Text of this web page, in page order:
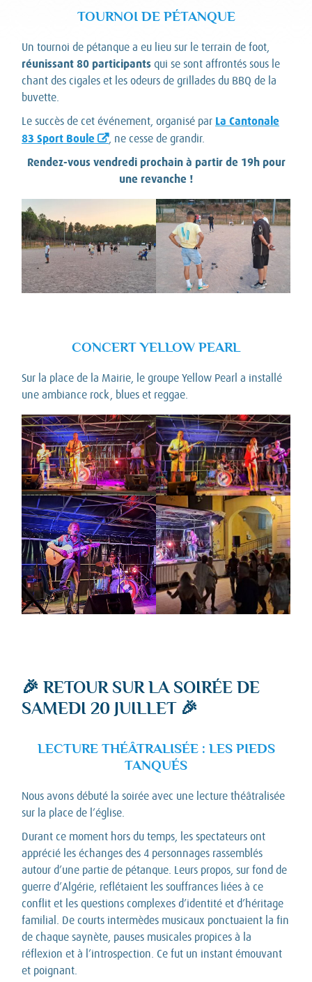
TOURNOI DE PÉTANQUE
Un tournoi de pétanque a eu lieu sur le terrain de foot,
réunissant 80 participants qui se sont affrontés sous le
chant des cigales et les odeurs de grillades du BBQ de la
buvette.
Le succès de cet événement, organisé par La Cantonale
83 Sport Boule
, ne cesse de grandir.
Rendez-vous vendredi prochain à partir de 19h pour
une revanche !
CONCERT YELLOW PEARL
Sur la place de la Mairie, le groupe Yellow Pearl a installé
une ambiance rock, blues et reggae.
🎉 RETOUR SUR LA SOIRÉE DE
SAMEDI 20 JUILLET 🎉
LECTURE THÉÂTRALISÉE : LES PIEDS
TANQUÉS
Nous avons débuté la soirée avec une lecture théâtralisée
sur la place de l’église.
Durant ce moment hors du temps, les spectateurs ont
apprécié les échanges des 4 personnages rassemblés
autour d’une partie de pétanque. Leurs propos, sur fond de
guerre d’Algérie, reflétaient les souffrances liées à ce
conflit et les questions complexes d’identité et d’héritage
familial. De courts intermèdes musicaux ponctuaient la fin
de chaque saynète, pauses musicales propices à la
réflexion et à l’introspection. Ce fut un instant émouvant
et poignant.